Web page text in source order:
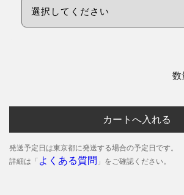
数
カートへ入れる
発送予定日は東京都に発送する場合の予定日です。
詳細は「 よくある質問 」をご確認ください。